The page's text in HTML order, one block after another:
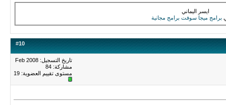
ايسر اليماني
برامج ميجا سوفت برامج مجانية
#10
تاريخ التسجيل: Feb 2008
مشاركة: 84
مستوى تقييم العضوية: 19